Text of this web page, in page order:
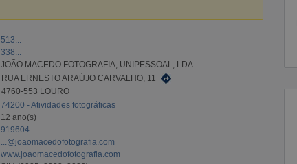
513...
338...
JOÃO MACEDO FOTOGRAFIA, UNIPESSOAL, LDA
RUA ERNESTO ARAÚJO CARVALHO, 11
4760-553 LOURO
74200 - Atividades fotográficas
12 ano(s)
919604...
...@joaomacedofotografia.com
www.joaomacedofotografia.com